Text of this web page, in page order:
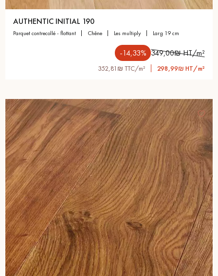
AUTHENTIC INITIAL 190
parquet contrecollé - flottant chêne les multiply larg 19 cm
-14,33% 349,00₪ HT/m²
352,81₪ TTC/m² 298,99₪ HT/m²